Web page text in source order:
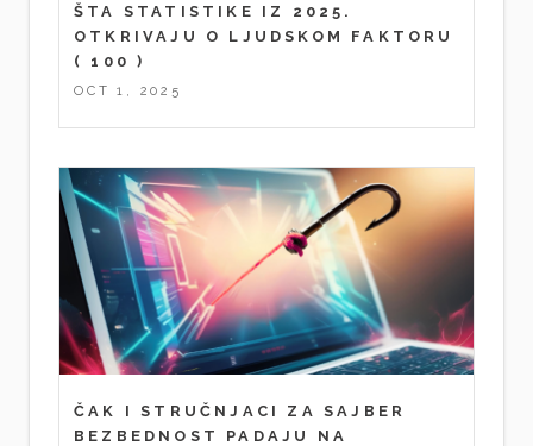
ŠTA STATISTIKE IZ 2025.
OTKRIVAJU O LJUDSKOM FAKTORU
( 100 )
OCT 1, 2025
ČAK I STRUČNJACI ZA SAJBER
BEZBEDNOST PADAJU NA